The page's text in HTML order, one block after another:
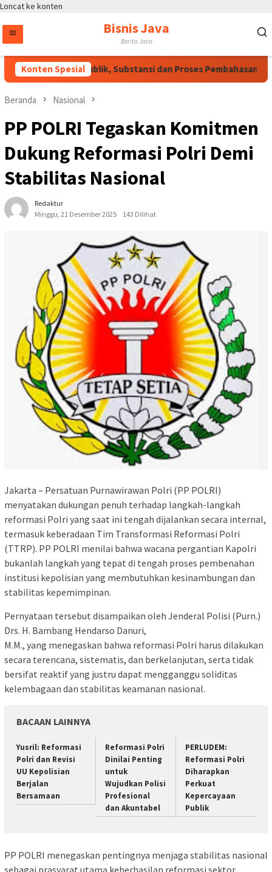
Loncat ke konten
Bisnis Java
Berita Java
Konten Spesial
Dukungan Publik, Substansi dan Proses Pembahasan Harus
Beranda Nasional
PP POLRI Tegaskan Komitmen
Dukung Reformasi Polri Demi
Stabilitas Nasional
Redaktur
Minggu, 21 Desember 2025
143 Dilihat
Jakarta – Persatuan Purnawirawan Polri (PP POLRI)
menyatakan dukungan penuh terhadap langkah-langkah
reformasi Polri yang saat ini tengah dijalankan secara internal,
termasuk keberadaan Tim Transformasi Reformasi Polri
(TTRP). PP POLRI menilai bahwa wacana pergantian Kapolri
bukanlah langkah yang tepat di tengah proses pembenahan
institusi kepolisian yang membutuhkan kesinambungan dan
stabilitas kepemimpinan.
Pernyataan tersebut disampaikan oleh Jenderal Polisi (Purn.)
Drs. H. Bambang Hendarso Danuri,
M.M., yang menegaskan bahwa reformasi Polri harus dilakukan
secara terencana, sistematis, dan berkelanjutan, serta tidak
bersifat reaktif yang justru dapat mengganggu soliditas
kelembagaan dan stabilitas keamanan nasional.
BACAAN LAINNYA
Yusril: Reformasi
Polri dan Revisi
UU Kepolisian
Berjalan
Bersamaan
Reformasi Polri
Dinilai Penting
untuk
Wujudkan Polisi
Profesional
dan Akuntabel
PERLUDEM:
Reformasi Polri
Diharapkan
Perkuat
Kepercayaan
Publik
PP POLRI menegaskan pentingnya menjaga stabilitas nasional
sebagai prasyarat utama keberhasilan reformasi sektor